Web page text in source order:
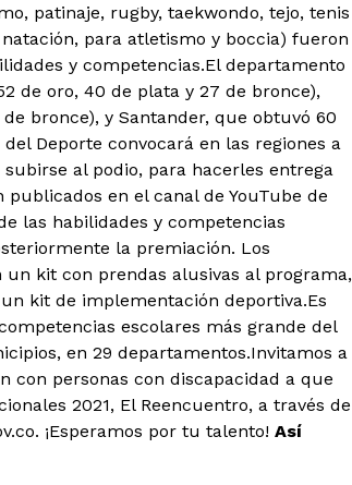
patinaje, rugby, taekwondo, tejo, tenis
para atletismo y boccia) fueron
y competencias.El departamento
de oro, 40 de plata y 27 de bronce),
bronce), y Santander, que obtuvó 60
Deporte convocará en las regiones a
al podio, para hacerles entrega
en el canal de YouTube de
las habilidades y competencias
la premiación. Los
kit con prendas alusivas al programa,
kit de implementación deportiva.Es
escolares más grande del
en 29 departamentos.Invitamos a
con personas con discapacidad a que
2021, El Reencuentro, a través de
¡Esperamos por tu talento! Así